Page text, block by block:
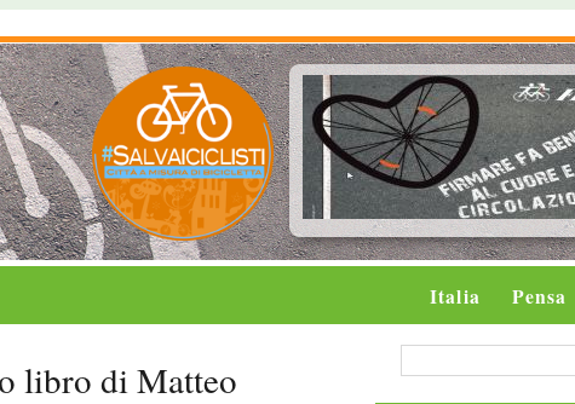
Italia Pensa
libro di Matteo